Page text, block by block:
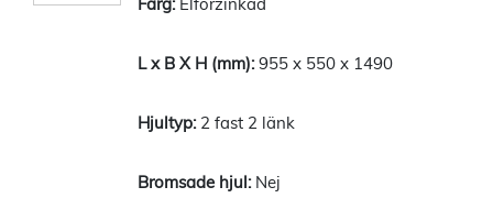
955 x 550 x 1490
2 fast 2 länk
Nej